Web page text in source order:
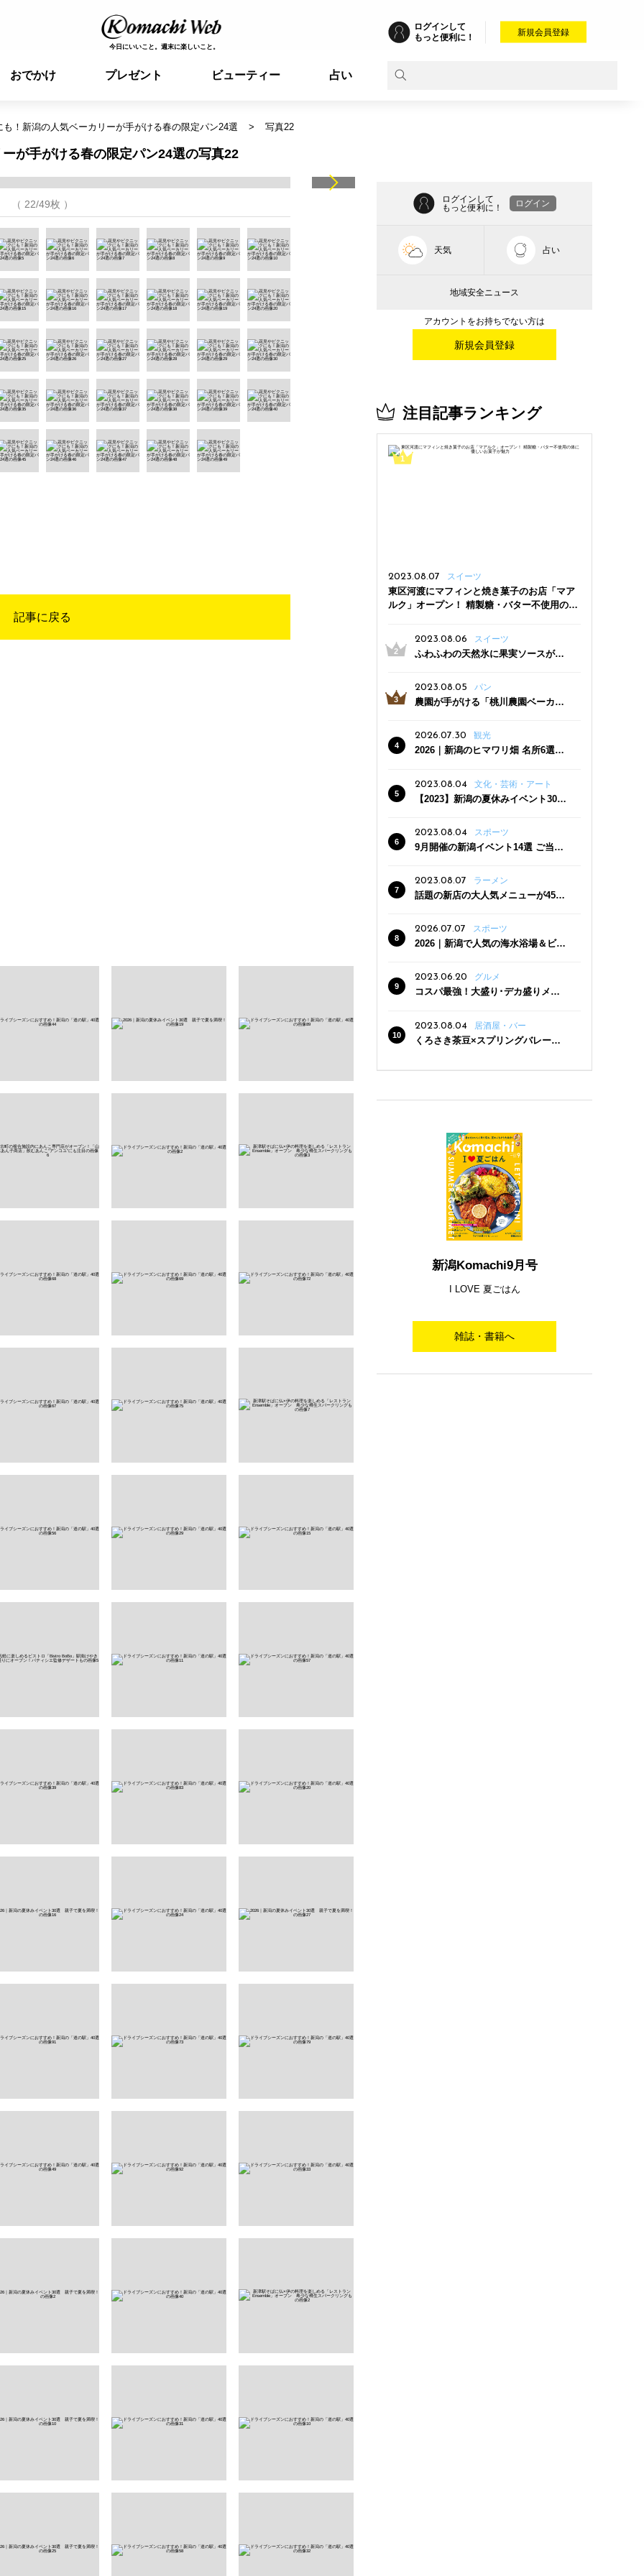
今日にいいこと。週末に楽しいこと。
ログインして
もっと便利に！
新規会員登録
おでかけ プレゼント ビューティー 占い
！新潟の人気ベーカリーが手がける春の限定パン24選 写真22
が手がける春の限定パン24選の写真22
（ 22/49枚 ）
記事に戻る
ログインして
もっと便利に！
ログイン
天気 占い
地域安全ニュース
アカウントをお持ちでない方は
新規会員登録
注目記事ランキング
2023.08.07 スイーツ
東区河渡にマフィンと焼き菓子のお店「マア
ルク」オープン！ 精製糖・バター不使用の体
2023.08.06
スイーツ
ふわふわの天然氷に果実ソースがた
三条駅近くにオープン
2023.08.05 パン
農園が手がける「桃川農園ベーカリ
った焼きたてパンのほか、ジェラー
トやスムージーも
2026.07.30 観光
2026｜新潟のヒマワリ畑 名所6選
2023.08.04
文化・芸術・アート
【2023】新潟の夏休みイベント30
2023.08.04
スポーツ
9月開催の新潟イベント14選 ご当地
2023.08.07 ラーメン
話題の新店の大人気メニューが450
クーポン登場
2026.07.07 スポーツ
2026｜新潟で人気の海水浴場＆ビー
2023.06.20
グルメ
コスパ最強！大盛り･デカ盛りメニ
2023.08.04
居酒屋・バー
くろさき茶豆×スプリングバレー豊
新潟Komachi9月号
I LOVE 夏ごはん
雑誌・書籍へ